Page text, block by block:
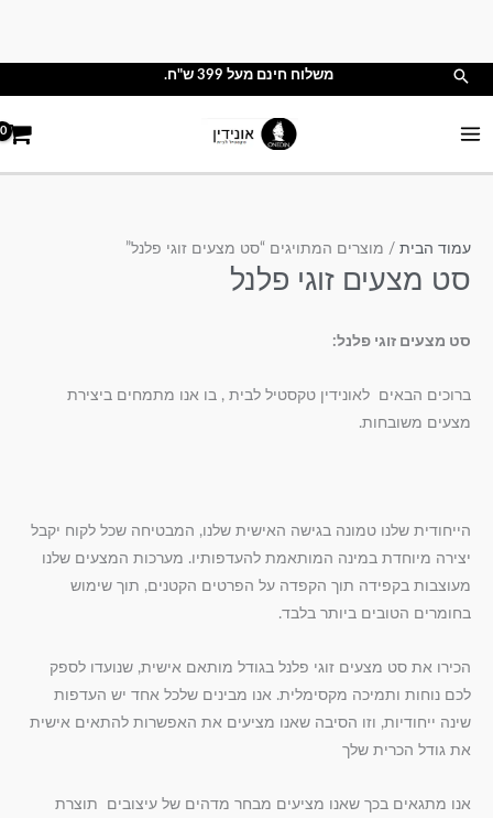
חיפוש משלוח חינם מעל 399 ש"ח.
עמוד הבית/ מוצרים המתויגים “סט מצעים זוגי פלנל”
סט מצעים זוגי פלנל
סט מצעים זוגי פלנל:
ברוכים הבאים לאונידין טקסטיל לבית , בו אנו מתמחים ביצירת
מצעים משובחות.
הייחודית שלנו טמונה בגישה האישית שלנו, המבטיחה שכל לקוח יקבל
יצירה מיוחדת במינה המותאמת להעדפותיו. מערכות המצעים שלנו
מעוצבות בקפידה תוך הקפדה על הפרטים הקטנים, תוך שימוש
בחומרים הטובים ביותר בלבד.
הכירו את סט מצעים זוגי פלנל בגודל מותאם אישית, שנועדו לספק
לכם נוחות ותמיכה מקסימלית. אנו מבינים שלכל אחד יש העדפות
שינה ייחודיות, וזו הסיבה שאנו מציעים את האפשרות להתאים אישית
את גודל הכרית שלך
אנו מתגאים בכך שאנו מציעים מבחר מדהים של עיצובים תוצרת